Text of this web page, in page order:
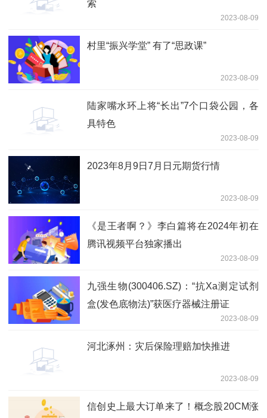
索
2023-08-09
村里“振兴学堂” 有了“思政课”
2023-08-09
陆家嘴水环上将“长出”7个口袋公园，各
具特色
2023-08-09
2023年8月9日7月日元期货行情
2023-08-09
《是王者啊？》李白篇将在2024年初在
腾讯视频平台独家播出
2023-08-09
九强生物(300406.SZ)：“抗Xa测定试剂
盒(发色底物法)”获医疗器械注册证
2023-08-09
河北涿州：灾后保险理赔加快推进
2023-08-09
信创史上最大订单来了！概念股20CM涨